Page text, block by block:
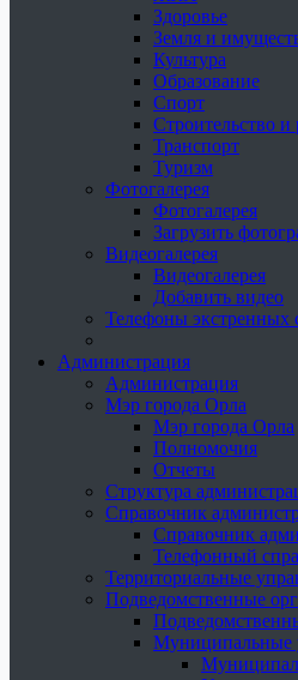
Здоровье
Земля и
Культура
Образование
Спорт
Строительство и
Транспорт
Туризм
Фотогалерея
Фотогалерея
Загрузить
Видеогалерея
Видеогалерея
Добавить видео
Телефоны экстренных
Администрация
Администрация
Мэр города Орла
Мэр города Орла
Полномочия
Отчеты
Структура
Справочник
Справочник
Телефонный
Территориальные
Подведомственные
Муниципальные